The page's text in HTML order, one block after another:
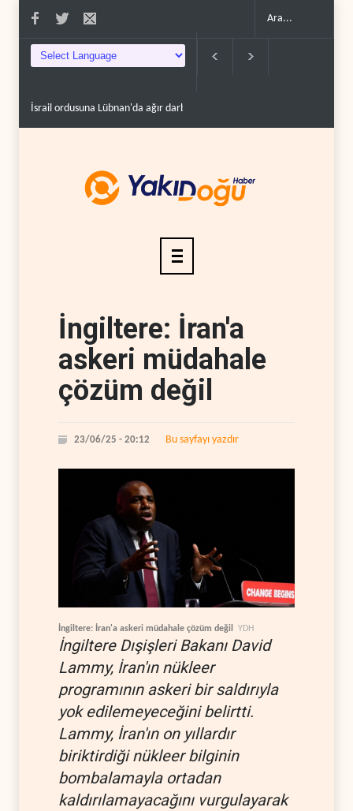
İsrail ordusuna Lübnan'da ağır darbe: İki asker öldü..
İngiltere: İran'a
askeri müdahale
çözüm değil
23/06/25 - 20:12 Bu sayfayı yazdır
İngiltere: İran'a askeri müdahale çözüm değil YDH
İngiltere Dışişleri Bakanı David
Lammy, İran'ın nükleer
programının askeri bir saldırıyla
yok edilemeyeceğini belirtti.
Lammy, İran'ın on yıllardır
biriktirdiği nükleer bilginin
bombalamayla ortadan
kaldırılamayacağını vurgulayarak